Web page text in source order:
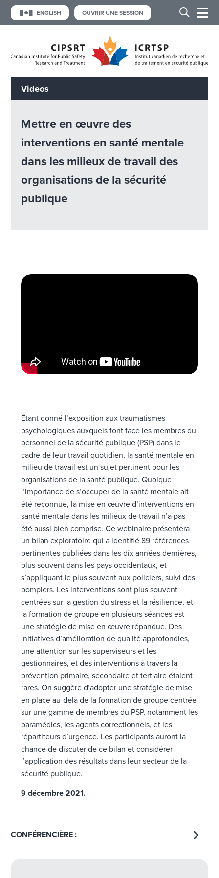
ENGLISH OUVRIR UNE SESSION
Videos
Mettre en œuvre des
interventions en santé mentale
dans les milieux de travail des
organisations de la sécurité
publique
Étant donné l’exposition aux traumatismes
psychologiques auxquels font face les membres du
personnel de la sécurité publique (PSP) dans le
cadre de leur travail quotidien, la santé mentale en
milieu de travail est un sujet pertinent pour les
organisations de la santé publique. Quoique
l’importance de s’occuper de la santé mentale ait
été reconnue, la mise en œuvre d’interventions en
santé mentale dans les milieux de travail n’a pas
été aussi bien comprise. Ce webinaire présentera
un bilan exploratoire qui a identifié 89 références
pertinentes publiées dans les dix années dernières,
plus souvent dans les pays occidentaux, et
s’appliquant le plus souvent aux policiers, suivi des
pompiers. Les interventions sont plus souvent
centrées sur la gestion du stress et la résilience, et
la formation de groupe en plusieurs séances est
une stratégie de mise en œuvre répandue. Des
initiatives d’amélioration de qualité approfondies,
une attention sur les superviseurs et les
gestionnaires, et des interventions à travers la
prévention primaire, secondaire et tertiaire étaient
rares. On suggère d’adopter une stratégie de mise
en place au-delà de la formation de groupe centrée
sur une gamme de membres du PSP, notamment les
paramédics, les agents correctionnels, et les
répartiteurs d’urgence. Les participants auront la
chance de discuter de ce bilan et considérer
l’application des résultats dans leur secteur de la
sécurité publique.
9 décembre 2021.
CONFÉRENCIÈRE :